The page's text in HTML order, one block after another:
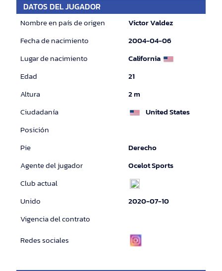
DATOS DEL JUGADOR
Nombre en país de origen
Victor Valdez
Fecha de nacimiento
2004-04-06
Lugar de nacimiento
California
Edad
21
Altura
2 m
Ciudadanía
United States
Posición
Pie
Derecho
Agente del jugador
Ocelot Sports
Club actual
Unido
2020-07-10
Vigencia del contrato
Redes sociales